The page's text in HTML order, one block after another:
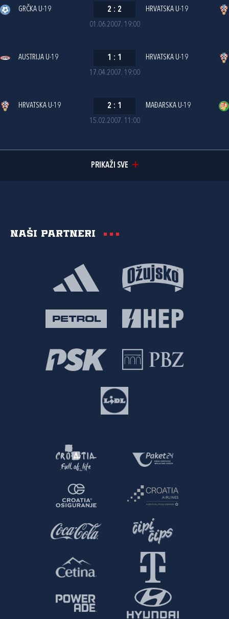
01.06.2007. 19:00
GRČKA U-19 2 : 2 HRVATSKA U-19
17.04.2007. 19:00
AUSTRIJA U-19 1 : 1 HRVATSKA U-19
15.02.2007. 11:00
HRVATSKA U-19 2 : 1 MAĐARSKA U-19
PRIKAŽI SVE
Naši partneri